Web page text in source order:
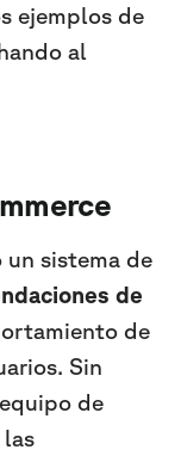
ejemplos de
al
sistema de
de
de
Sin
de
las